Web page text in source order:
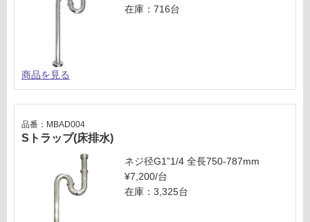
在庫：716台
商品を見る
Sトラップ(床排水)
品番：MBAD004
ネジ径G1”1/4 全長750-787mm
¥7,200/台
在庫：3,325台